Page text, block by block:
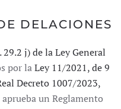
DELACIONES
29.2 j) de la Ley General
por laLey 11/2021, de 9
Decreto 1007/2023,
aprueba un Reglamento